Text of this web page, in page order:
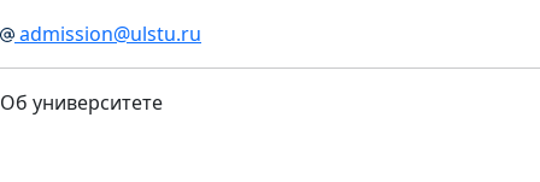
admission@ulstu.ru
Об университете